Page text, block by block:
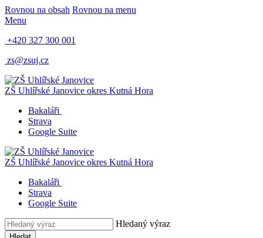
Rovnou na obsah Rovnou na menu
Menu
+420 327 300 001
zs@zsuj.cz
ZŠ Uhlířské Janovice okres Kutná Hora
Bakaláři
Strava
Google Suite
ZŠ Uhlířské Janovice okres Kutná Hora
Bakaláři
Strava
Google Suite
Hledaný výraz